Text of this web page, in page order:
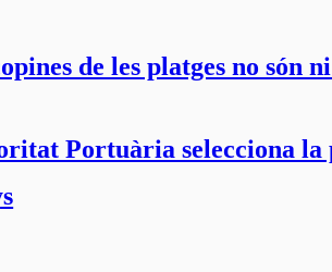
de les platges no
Portuària selecciona